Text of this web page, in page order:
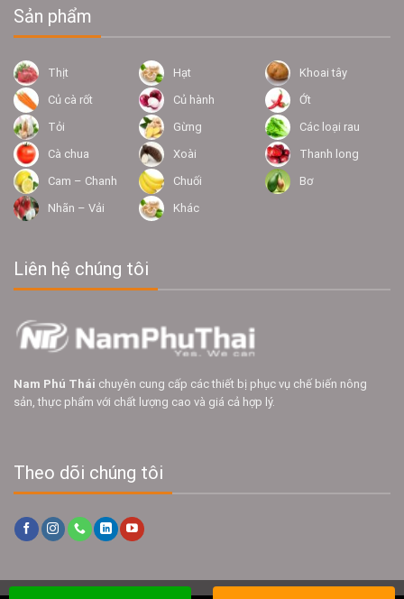
Sản phẩm
Thịt Hạt
Khoai tây
Củ cà rốt
Củ hành
Ớt
Tỏi
Gừng
Các loại rau
Cà chua
Xoài
Thanh long
Cam – Chanh
Chuối
Bơ
Nhãn – Vải
Khác
Liên hệ chúng tôi
Nam Phú Thái chuyên cung cấp các thiết bị phục vụ chế biến nông
sản, thực phẩm với chất lượng cao và giá cả hợp lý.
Theo dõi chúng tôi